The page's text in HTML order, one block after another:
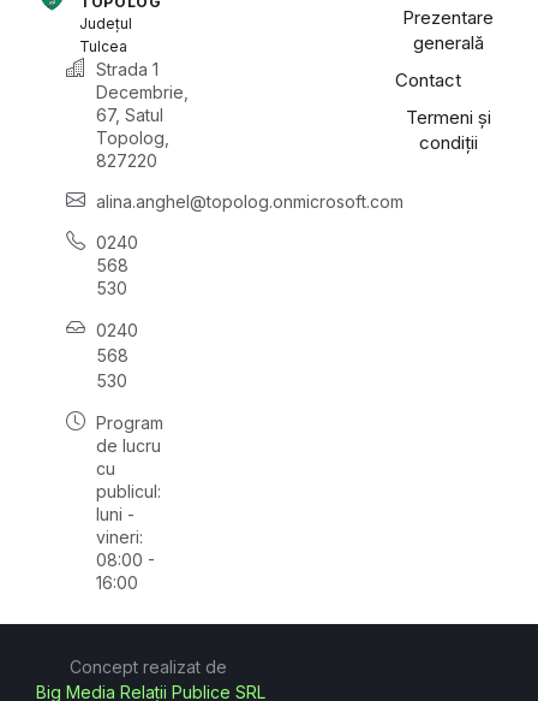
Județul
Tulcea
Strada 1
Decembrie,
67, Satul
Topolog,
827220
alina.anghel@topolog.onmicrosoft.com
0240
568
530
0240
568
530
Program
de lucru
cu
publicul:
luni -
vineri:
08:00 -
16:00
Prezentare
generală
Contact
Termeni și
condiții
Concept realizat de
Big Media Relații Publice SRL